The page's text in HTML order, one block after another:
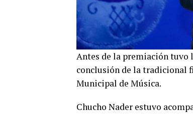
Antes de la premiación tuvo
conclusión de la tradicional
Municipal de Música.
Chucho Nader estuvo